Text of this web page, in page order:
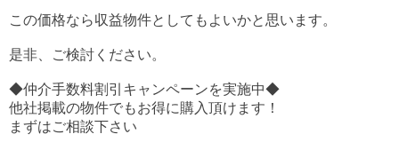
この価格なら収益物件としてもよいかと思います。
是非、ご検討ください。
◆仲介手数料割引キャンペーンを実施中◆
他社掲載の物件でもお得に購入頂けます！
まずはご相談下さい